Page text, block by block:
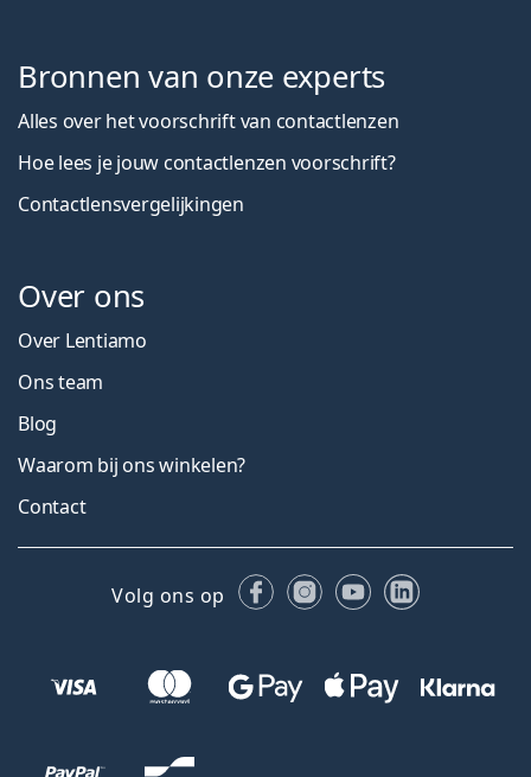
Bronnen van onze experts
Alles over het voorschrift van contactlenzen
Hoe lees je jouw contactlenzen voorschrift?
Contactlensvergelijkingen
Over ons
Over Lentiamo
Ons team
Blog
Waarom bij ons winkelen?
Contact
Volg ons op FacebookInstagram
YouTubeLinkedIn